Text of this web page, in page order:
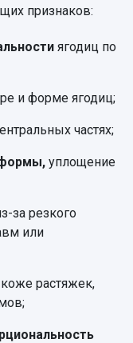
признаков:
ягодиц по
и форме ягодиц;
частях;
формы, уплощение
за резкого
или
растяжек,